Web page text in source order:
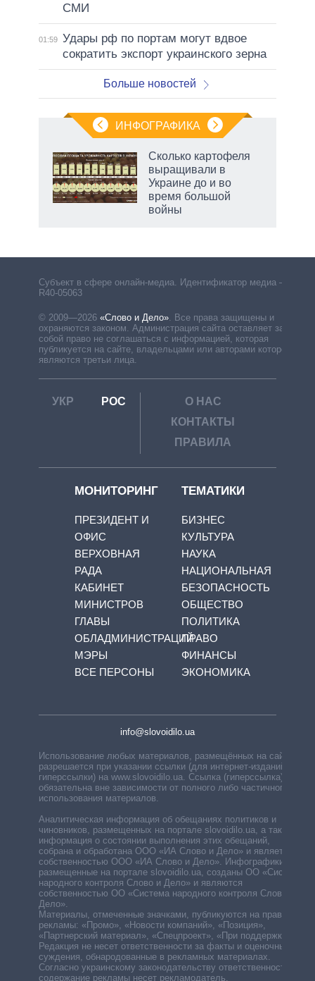
СМИ
01:59 Удары рф по портам могут вдвое
сократить экспорт украинского зерна
Больше новостей
ИНФОГРАФИКА
Сколько картофеля
выращивали в
Украине до и во
время большой
войны
Субъект в сфере онлайн-медиа. Идентификатор медиа –
R40-05063
© 2009—2026 «Слово и Дело» Все права защищены и
охраняются законом. Администрация сайта оставляет за
собой право не соглашаться с информацией, которая
публикуется на сайте, владельцами или авторами которой
являются третьи лица.
УКР РОС
О НАС
КОНТАКТЫ
ПРАВИЛА
МОНИТОРИНГ
ПРЕЗИДЕНТ И
ОФИС
ВЕРХОВНАЯ
РАДА
КАБИНЕТ
МИНИСТРОВ
ГЛАВЫ
ОБЛАДМИНИСТРАЦИЙ
МЭРЫ
ВСЕ ПЕРСОНЫ
ТЕМАТИКИ
БИЗНЕС
КУЛЬТУРА
НАУКА
НАЦИОНАЛЬНАЯ
БЕЗОПАСНОСТЬ
ОБЩЕСТВО
ПОЛИТИКА
ПРАВО
ФИНАНСЫ
ЭКОНОМИКА
info@slovoidilo.ua
Использование любых материалов, размещённых на сайте,
разрешается при указании ссылки (для интернет-изданий —
гиперссылки) на www.slovoidilo.ua. Ссылка (гиперссылка)
обязательна вне зависимости от полного либо частичного
использования материалов.
Аналитическая информация об обещаниях политиков и
чиновников, размещенных на портале slovoidilo.ua, а также
информация о состоянии выполнения этих обещаний,
собрана и обработана ООО «ИА Слово и Дело» и является
собственностью ООО «ИА Слово и Дело». Инфографики,
размещенные на портале slovoidilo.ua, созданы ОО «Система
народного контроля Слово и Дело» и являются
собственностью ОО «Система народного контроля Слово и
Дело».
Материалы, отмеченные значками, публикуются на правах
рекламы: «Промо», «Новости компаний», «Позиция»,
«Партнерский материал», «Спецпроект», «При поддержке».
Редакция не несет ответственности за факты и оценочные
суждения, обнародованные в рекламных материалах.
Согласно украинскому законодательству ответственность за
содержание рекламы несет рекламодатель.